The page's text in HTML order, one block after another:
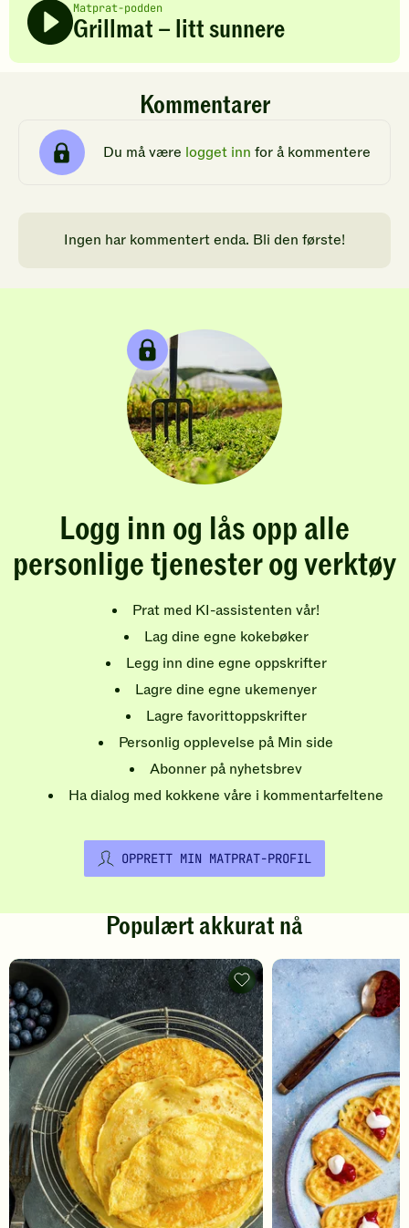
Matprat-podden
Grillmat – litt sunnere
Kommentarer
Du må være logget inn for å kommentere
Ingen har kommentert enda. Bli den første!
Logg inn og lås opp alle
personlige tjenester og verktøy
Prat med KI-assistenten vår!
Lag dine egne kokebøker
Legg inn dine egne oppskrifter
Lagre dine egne ukemenyer
Lagre favorittoppskrifter
Personlig opplevelse på Min side
Abonner på nyhetsbrev
Ha dialog med kokkene våre i kommentarfeltene
OPPRETT MIN MATPRAT-PROFIL
Populært akkurat nå
Pannekaker
-
legg
til
favoritter